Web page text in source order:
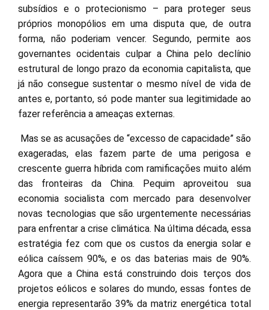
subsídios e o protecionismo – para proteger seus
próprios monopólios em uma disputa que, de outra
forma, não poderiam vencer. Segundo, permite aos
governantes ocidentais culpar a China pelo declínio
estrutural de longo prazo da economia capitalista, que
já não consegue sustentar o mesmo nível de vida de
antes e, portanto, só pode manter sua legitimidade ao
fazer referência a ameaças externas.
Mas se as acusações de “excesso de capacidade” são
exageradas, elas fazem parte de uma perigosa e
crescente guerra híbrida com ramificações muito além
das fronteiras da China. Pequim aproveitou sua
economia socialista com mercado para desenvolver
novas tecnologias que são urgentemente necessárias
para enfrentar a crise climática. Na última década, essa
estratégia fez com que os custos da energia solar e
eólica caíssem 90%, e os das baterias mais de 90%.
Agora que a China está construindo dois terços dos
projetos eólicos e solares do mundo, essas fontes de
energia representarão 39% da matriz energética total